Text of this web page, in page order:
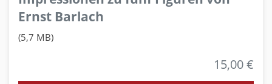
Ernst Barlach
(5,7 MB)
15,00 €